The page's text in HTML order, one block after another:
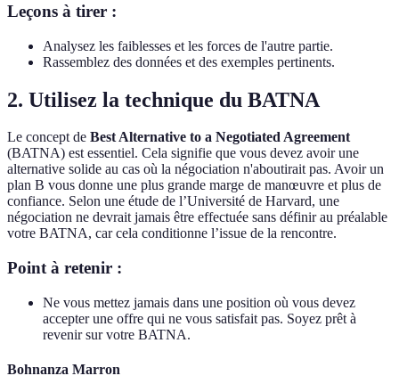
Leçons à tirer :
Analysez les faiblesses et les forces de l'autre partie.
Rassemblez des données et des exemples pertinents.
2. Utilisez la technique du BATNA
Le concept de Best Alternative to a Negotiated Agreement
(BATNA) est essentiel. Cela signifie que vous devez avoir une
alternative solide au cas où la négociation n'aboutirait pas. Avoir un
plan B vous donne une plus grande marge de manœuvre et plus de
confiance. Selon une étude de l’Université de Harvard, une
négociation ne devrait jamais être effectuée sans définir au préalable
votre BATNA, car cela conditionne l’issue de la rencontre.
Point à retenir :
Ne vous mettez jamais dans une position où vous devez
accepter une offre qui ne vous satisfait pas. Soyez prêt à
revenir sur votre BATNA.
Bohnanza Marron